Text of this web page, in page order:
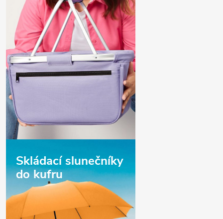
Skládací slunečníky
do kufru